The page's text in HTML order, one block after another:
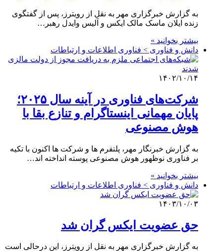
به گزارش خبرگزاری مهر به نقل از رویترز، پس از گفتگوی
زنده ایلان ماسک مالک ایکس و آلیس وایدل رهبر…
بیشتر بخوانید »
دانش و فناوری > فناوری اطلاعات و ارتباطات
۱۴۰۲/۱۰/۱۴
شرکت‌های فناوری در آینه سال ۲۰۲۵؛
پایان مهمانی اینستاگرام و تنازع بقا با
هوش مصنوعی
به گزارش خبرنگار مهر، پلتفرم ها و شرکت ها اکنون با تکیه
بر فناوری نوظهور هوش مصنوعی پوسته انداخته اند…
بیشتر بخوانید »
دانش و فناوری > فناوری اطلاعات و ارتباطات
۱۴۰۳/۱۰/۰۳
حق عضویت ایکس گران شد
به گزارش خبرگزاری مهر به نقل از رویترز، این درحالی است